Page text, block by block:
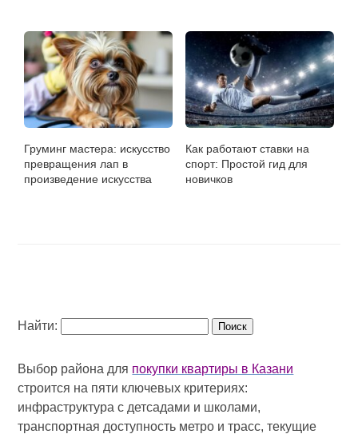
Груминг мастера: искусство
превращения лап в
произведение искусства
Как работают ставки на
спорт: Простой гид для
новичков
Найти:
Выбор района для покупки квартиры в Казани
строится на пяти ключевых критериях:
инфраструктура с детсадами и школами,
транспортная доступность метро и трасс, текущие